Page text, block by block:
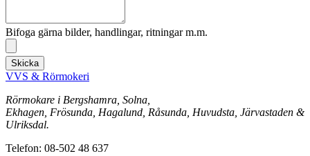
Bifoga gärna bilder, handlingar, ritningar m.m.
Skicka
VVS & Rörmokeri
Rörmokare i Bergshamra, Solna,
Ekhagen, Frösunda, Hagalund, Råsunda, Huvudsta, Järvastaden &
Ulriksdal.
Telefon: 08-502 48 637